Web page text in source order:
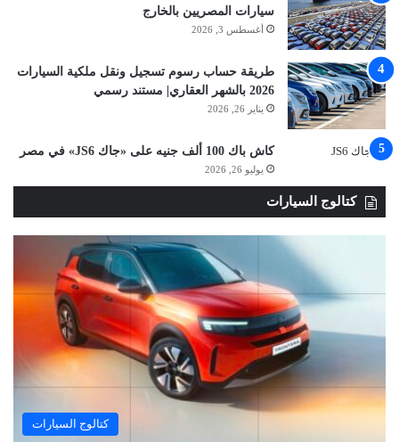
سيارات المصريين بالخارج
أغسطس 3, 2026
طريقة حساب رسوم تسجيل ونقل ملكية السيارات
2026 بالشهر العقاري| مستند رسمي
يناير 26, 2026
كاش باك 100 ألف جنيه على «جاك JS6» في مصر
يوليو 26, 2026
كتالوج السيارات
كتالوج السيارات